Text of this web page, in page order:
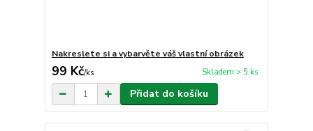
Nakreslete si a vybarvěte váš vlastní obrázek
99 Kč/ks Skladem > 5 ks
Přidat do košíku